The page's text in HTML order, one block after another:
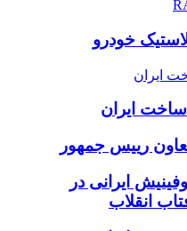
خودرو
ایران
رییس جمهور
ایرانی در
انقلاب